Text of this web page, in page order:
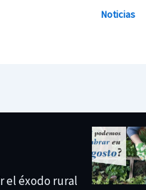
Noticias
el éxodo rural